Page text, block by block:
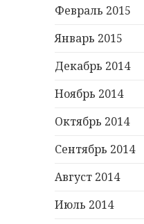
Февраль 2015
Январь 2015
Декабрь 2014
Ноябрь 2014
Октябрь 2014
Сентябрь 2014
Август 2014
Июль 2014